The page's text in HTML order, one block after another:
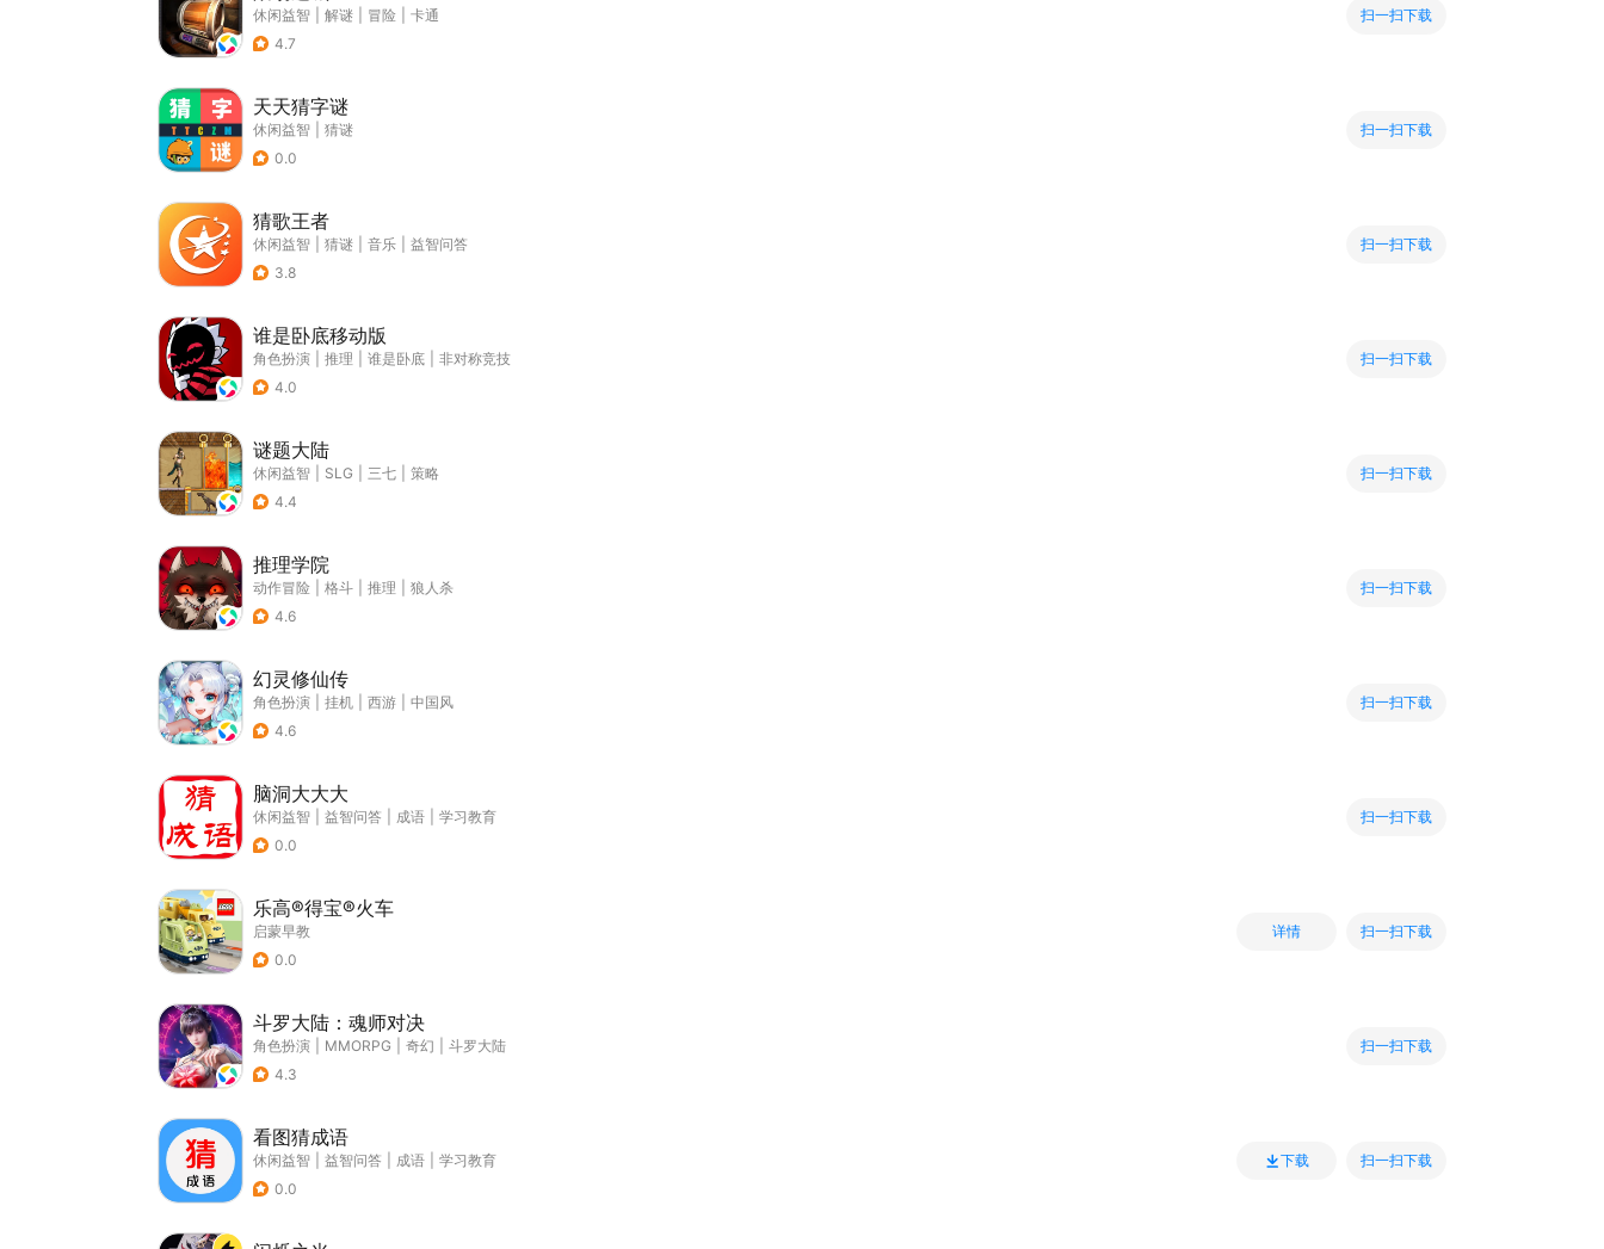
休闲益智 解谜 冒险
卡通
4.7
扫一扫下载
天天猜字谜
休闲益智
猜谜
0.0
扫一扫下载
猜歌王者
休闲益智 猜谜 音乐
益智问答
3.8
扫一扫下载
谁是卧底移动版
角色扮演 推理 谁是卧底
非对称竞技
4.0
扫一扫下载
谜题大陆
休闲益智 SLG 三七
策略
4.4
扫一扫下载
推理学院
动作冒险 格斗 推理
狼人杀
4.6
扫一扫下载
幻灵修仙传
角色扮演 挂机 西游
中国风
4.6
扫一扫下载
脑洞大大大
休闲益智 益智问答 成语
学习教育
0.0
扫一扫下载
乐高®得宝®火车
启蒙早教
0.0
详情 扫一扫下载
斗罗大陆：魂师对决
角色扮演 MMORPG 奇幻
斗罗大陆
4.3
扫一扫下载
看图猜成语
休闲益智 益智问答 成语
学习教育
0.0
下载 扫一扫下载